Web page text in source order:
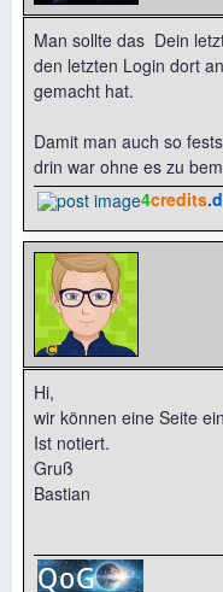
Man sollte das Dein
den letzten Login dort
gemacht hat.
Damit man auch so
drin war ohne es zu
4credits
Hi,
wir können eine Seite
Ist notiert.
Gruß
Bastian